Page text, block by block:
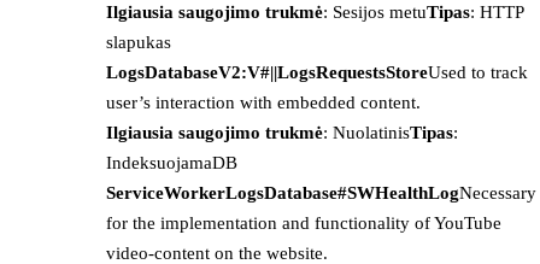
Ilgiausia saugojimo trukmė: Sesijos metuTipas: HTTP
slapukas
LogsDatabaseV2:V#||LogsRequestsStoreUsed to track
user’s interaction with embedded content.
Ilgiausia saugojimo trukmė: NuolatinisTipas:
IndeksuojamaDB
ServiceWorkerLogsDatabase#SWHealthLogNecessary
for the implementation and functionality of YouTube
video-content on the website.